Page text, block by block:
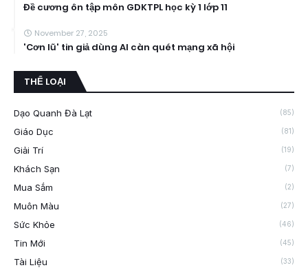
Đề cương ôn tập môn GDKTPL học kỳ 1 lớp 11
November 27, 2025
'Cơn lũ' tin giả dùng AI càn quét mạng xã hội
THỂ LOẠI
Dạo Quanh Đà Lạt (85)
Giáo Dục (81)
Giải Trí (19)
Khách Sạn (7)
Mua Sắm (2)
Muôn Màu (27)
Sức Khỏe (46)
Tin Mới (45)
Tài Liệu (33)